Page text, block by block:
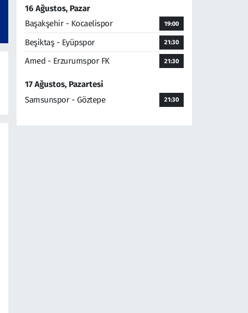
16 Ağustos, Pazar
Başakşehir - Kocaelispor
19:00
Beşiktaş - Eyüpspor 21:30
Amed - Erzurumspor FK 21:30
17 Ağustos, Pazartesi
Samsunspor - Göztepe
21:30